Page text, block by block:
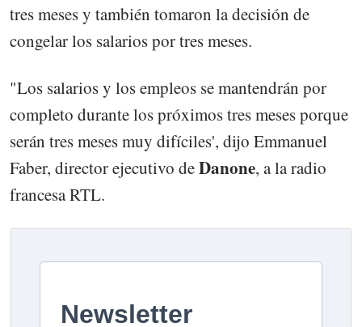
tres meses y también tomaron la decisión de
congelar los salarios por tres meses.
"Los salarios y los empleos se mantendrán por
completo durante los próximos tres meses porque
serán tres meses muy difíciles', dijo Emmanuel
Faber, director ejecutivo deDanone, a la radio
francesa RTL.